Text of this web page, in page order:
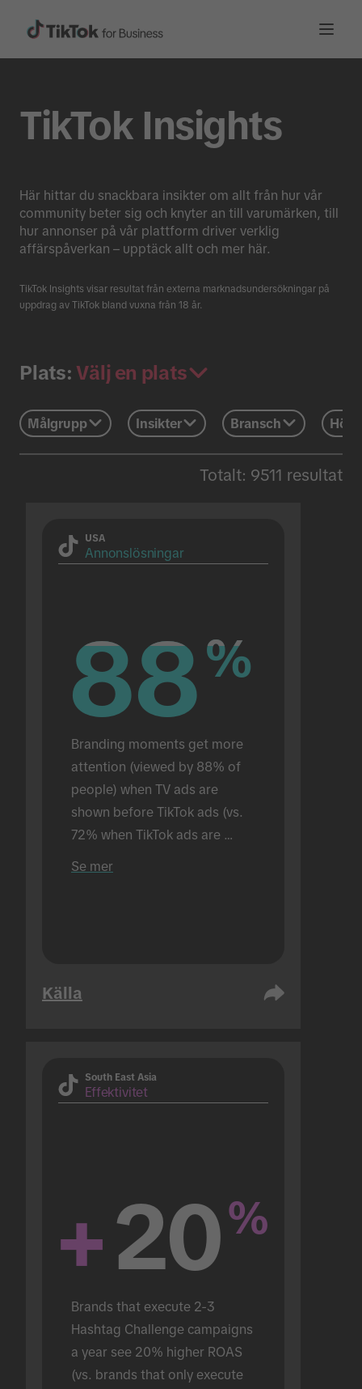
TikTok Insights
Här hittar du snackbara insikter om allt från hur vår
community beter sig och knyter an till varumärken, till
hur annonser på vår plattform driver verklig
affärspåverkan – upptäck allt och mer här.
TikTok Insights visar resultat från externa marknadsundersökningar på
uppdrag av TikTok bland vuxna från 18 år.
Plats: Välj en plats
Målgrupp Insikter Bransch
Totalt: 9511 resultat
USA
Annonslösningar
88%
88%
Branding moments get more
attention (viewed by 88% of
people) when TV ads are
shown before TikTok ads (vs.
72% when TikTok ads are
Se mer
Källa
South East Asia
Effektivitet
+20%
Brands that execute 2-3
Hashtag Challenge campaigns
a year see 20% higher ROAS
(vs. brands that only execute